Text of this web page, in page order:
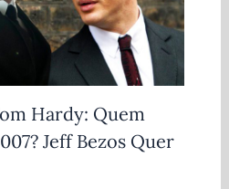
Hardy: Quem
Jeff Bezos Quer